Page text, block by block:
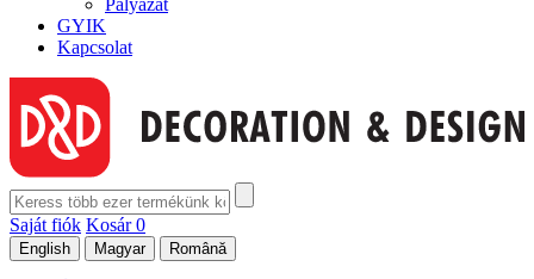
Pályázat
GYIK
Kapcsolat
Saját fiók Kosár 0